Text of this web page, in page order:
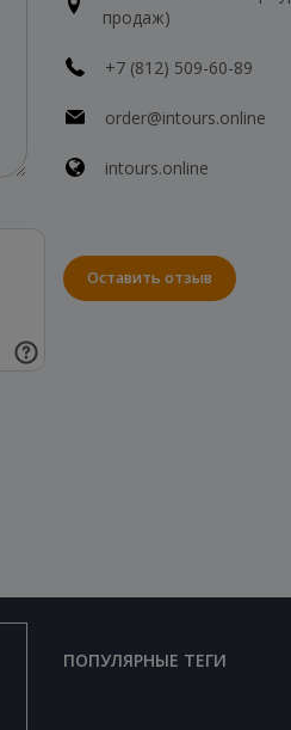
продаж)
+7 (812) 509-60-89
order@intours.online
intours.online
Оставить отзыв
ПОПУЛЯРНЫЕ ТЕГИ